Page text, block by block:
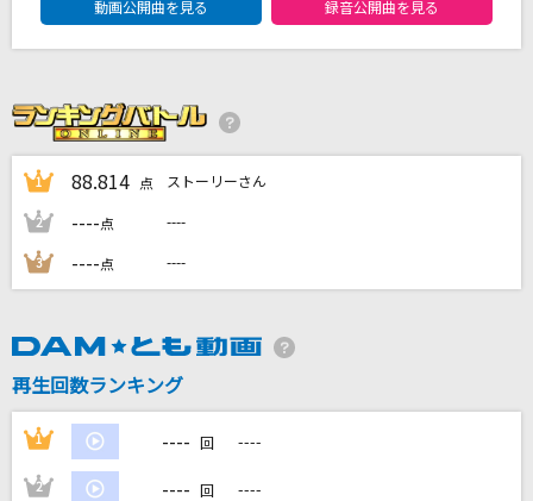
Got To Get You Into My Life [ゴット・ト
ハナミズキ
もののけ姫
米良美一
DEEN
岡本真夜
もっと見る
動画公開曲を見る 録音公開曲を見る
1 88.814 点 ストーリーさん
2 ----点 ----
3 ----点 ----
再生回数ランキング
1 ---- 回 ----
2 ---- 回 ----